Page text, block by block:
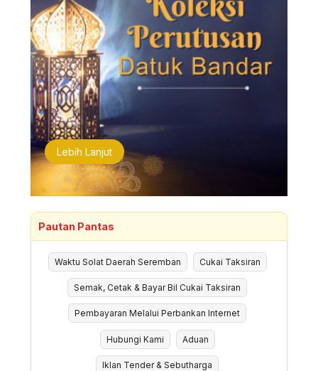
Lebih Lanjut
Pautan Pantas
Waktu Solat Daerah Seremban Cukai Taksiran
Semak, Cetak & Bayar Bil Cukai Taksiran
Pembayaran Melalui Perbankan Internet
Hubungi Kami Aduan
Iklan Tender & Sebutharga